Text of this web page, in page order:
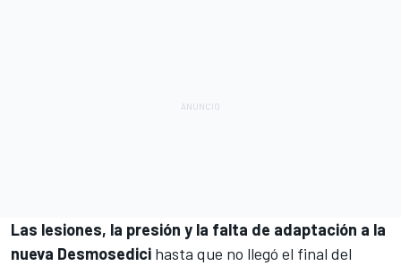
Las lesiones, la presión y la falta de adaptación a la
nueva Desmosedici hasta que no llegó el final del